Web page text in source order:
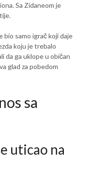
Sa Zidaneom je
bio samo igrač koji daje
koju je trebalo
da ga uklope u običan
glad za pobedom
sa
uticao na